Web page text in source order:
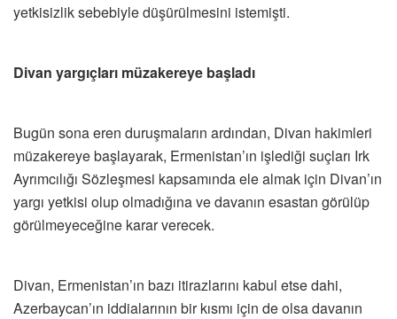
yetkisizlik sebebiyle düşürülmesini istemişti.
Divan yargıçları müzakereye başladı
Bugün sona eren duruşmaların ardından, Divan hakimleri
müzakereye başlayarak, Ermenistan’ın işlediği suçları Irk
Ayrımcılığı Sözleşmesi kapsamında ele almak için Divan’ın
yargı yetkisi olup olmadığına ve davanın esastan görülüp
görülmeyeceğine karar verecek.
Divan, Ermenistan’ın bazı itirazlarını kabul etse dahi,
Azerbaycan’ın iddialarının bir kısmı için de olsa davanın